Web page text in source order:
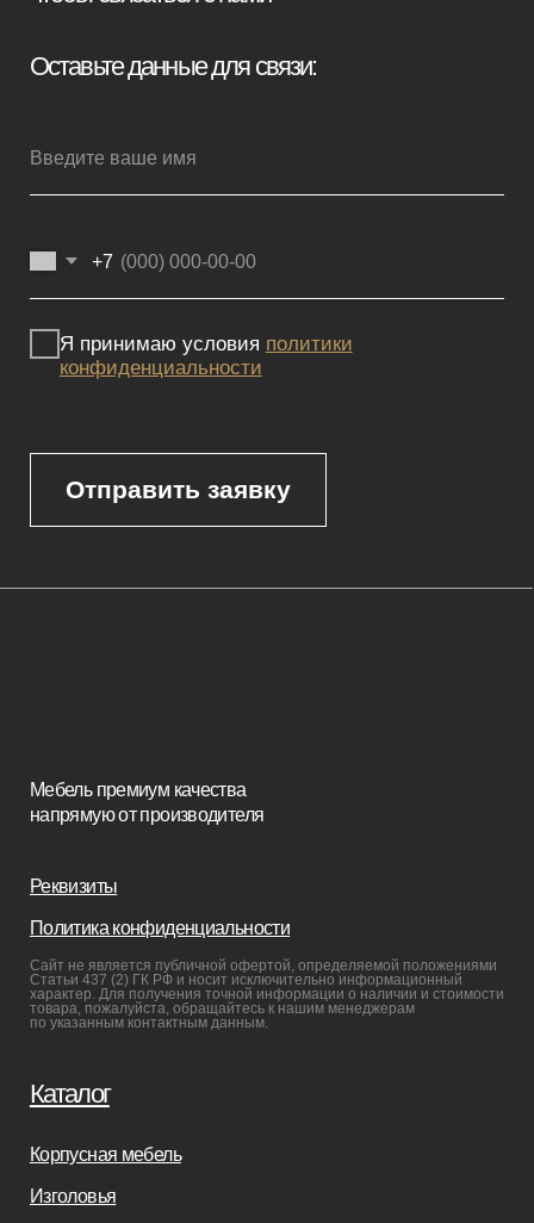
Каталог
Корпусная мебель
Сайт не является публичной офертой, определяемой положениями
Статьи 437 (2) ГК РФ и носит исключительно информационный
характер. Для получения точной информации о наличии и стоимости
Покупателям
Мебель на заказ
Производство
Реставрация
Бизнесу
Дизайнерам
Политика конфиденциальности